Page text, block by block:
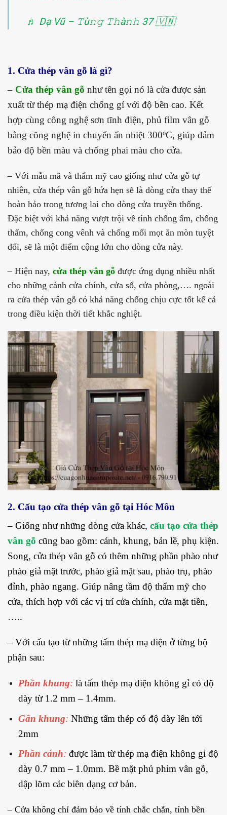
♬ Dạ Vũ – 𝚃ù𝚗𝚐 𝚃𝚑à𝚗𝚑 37 🇻🇳
1. Cửa thép vân gỗ là gì?
– Cửa thép vân gỗ như tên gọi nó là cửa được sản
xuất từ thép mạ điện chống gỉ với độ bền cao. Kết
hợp cùng công nghệ sơn tĩnh điện, phủ film vân gỗ
bằng công nghệ in chuyển ấn nhiệt 300ºC, giúp đảm
bảo độ bền màu và chống phai màu cho cửa.
– Với mẫu mã và thẩm mỹ cao giống như cửa gỗ tự
nhiên, cửa thép vân gỗ hứa hẹn sẽ là dòng cửa thay thế
hoàn hảo trong tương lai cho dòng cửa truyền thống.
Đặc biệt với khả năng vượt trội về tính chống ẩm, chống
thấm, chống cong vênh và chống mối mọt ăn mòn tuyệt
đối, sẽ là một điểm cộng lớn cho dòng cửa này.
– Hiện nay, cửa thép vân gỗ được ứng dụng nhiều nhất
cho những cánh cửa chính, cửa sổ, cửa phòng,…. ngoài
ra cửa thép vân gỗ có khả năng chống chịu cực tốt kể cả
trong điều kiện thời tiết khắc nghiệt.
2. Cấu tạo cửa thép vân gỗ tại Hóc Môn
– Giống như những dòng cửa khác, cấu tạo cửa thép
vân gỗ cũng bao gồm: cánh, khung, bản lề, phụ kiện.
Song, cửa thép vân gỗ có thêm những phần phào như
phào giả mặt trước, phào giả mặt sau, phào trụ, phào
đỉnh, phào ngang. Giúp nâng tầm độ thẩm mỹ cho
cửa, thích hợp với các vị trí cửa chính, cửa mặt tiền,
…..
– Với cấu tạo từ những tấm thép mạ điện ở từng bộ
phận sau:
Phần khung: là tấm thép mạ điện không gỉ có độ
dày từ 1.2 mm – 1.4mm.
Gân khung: Những tấm thép có độ dày lên tới
2mm
Phần cánh: được làm từ thép mạ điện không gỉ độ
dày 0.7 mm – 1.0mm. Bề mặt phủ phim vân gỗ,
dập lõm các biên dạng cơ bản.
– Cửa không chỉ đảm bảo về tính chắc chắn, tính bền